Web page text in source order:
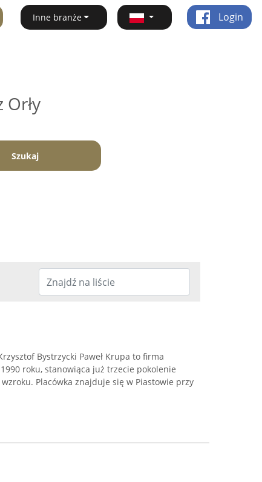
Inne branże Login
Szukaj
Bystrzycki Paweł Krupa to firma
roku, stanowiąca już trzecie pokolenie
Placówka znajduje się w Piastowie przy